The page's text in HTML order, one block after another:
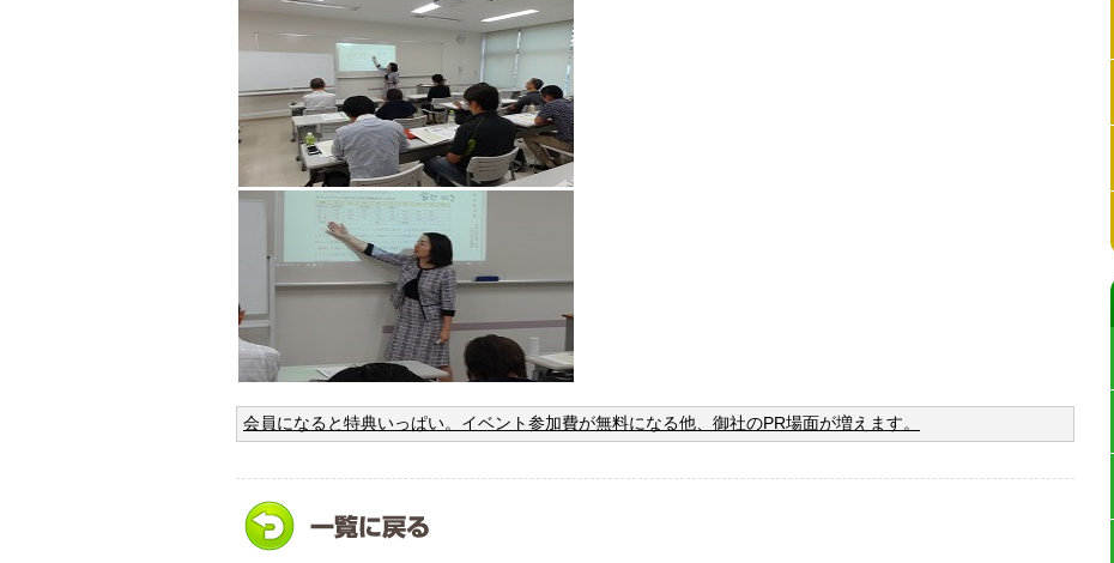
会員になると特典いっぱい。イベント参加費が無料になる他、御社のPR場面が増えます。